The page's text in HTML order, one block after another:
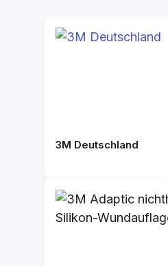
3M Deutschland